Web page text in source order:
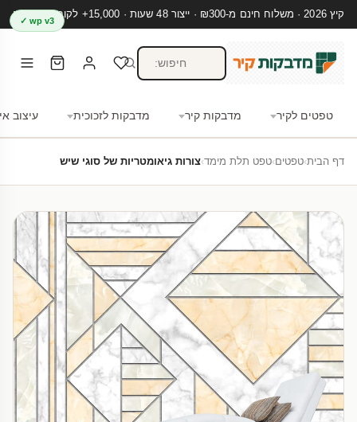
קיץ 2026 · משלוח חינם מ-₪300 · ייצור 48 שעות · 15,000+ לקוחות מרוצים
טפטים לקיר מדבקות קיר מדבקות לזכוכית עיצוב
wp v3 ✓
דף הבית›טפטים›טפט תלת מימד›צורות גיאומטריות של סוגי שיש